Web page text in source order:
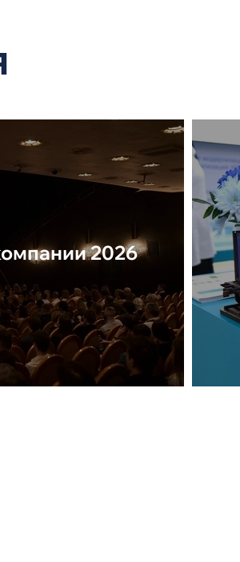
2026